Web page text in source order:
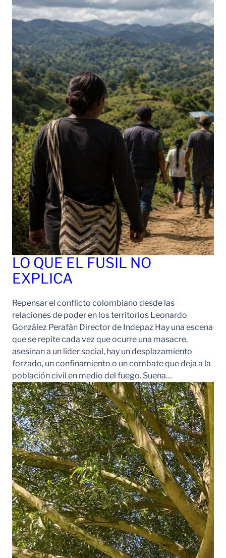
LO QUE EL FUSIL NO
EXPLICA
Repensar el conflicto colombiano desde las
relaciones de poder en los territorios Leonardo
González Perafán Director de Indepaz Hay una escena
que se repite cada vez que ocurre una masacre,
asesinan a un líder social, hay un desplazamiento
forzado, un confinamiento o un combate que deja a la
población civil en medio del fuego. Suena…